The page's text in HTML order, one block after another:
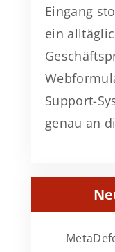
Eingang
ein
Support-
genau an